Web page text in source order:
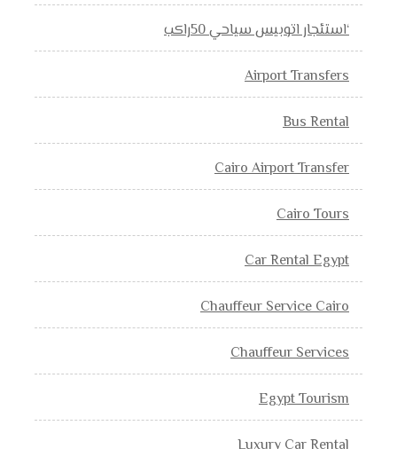
‘استئجار اتوبيس سياحي 50راكب
Airport Transfers
Bus Rental
Cairo Airport Transfer
Cairo Tours
Car Rental Egypt
Chauffeur Service Cairo
Chauffeur Services
Egypt Tourism